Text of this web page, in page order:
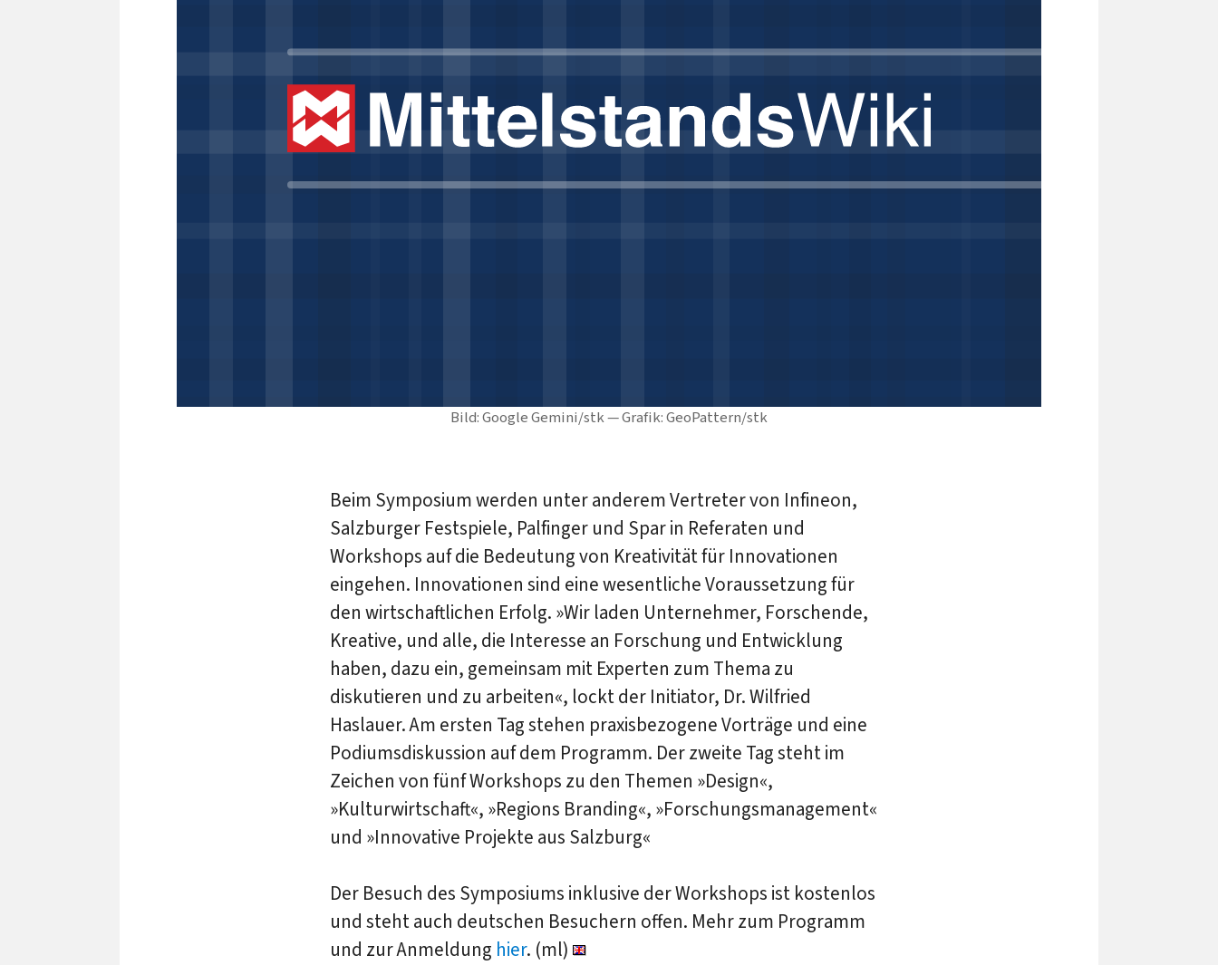
Bild: Google Gemini/stk — Grafik: GeoPattern/stk
Beim Symposium werden unter anderem Vertreter von Infineon,
Salzburger Festspiele, Palfinger und Spar in Referaten und
Workshops auf die Bedeutung von Kreativität für Innovationen
eingehen. Innovationen sind eine wesentliche Voraussetzung für
den wirtschaftlichen Erfolg. »Wir laden Unternehmer, Forschende,
Kreative, und alle, die Interesse an Forschung und Entwicklung
haben, dazu ein, gemeinsam mit Experten zum Thema zu
diskutieren und zu arbeiten«, lockt der Initiator, Dr. Wilfried
Haslauer. Am ersten Tag stehen praxisbezogene Vorträge und eine
Podiumsdiskussion auf dem Programm. Der zweite Tag steht im
Zeichen von fünf Workshops zu den Themen »Design«,
»Kulturwirtschaft«, »Regions Branding«, »Forschungsmanagement«
und »Innovative Projekte aus Salzburg«
Der Besuch des Symposiums inklusive der Workshops ist kostenlos
und steht auch deutschen Besuchern offen. Mehr zum Programm
und zur Anmeldung hier. (ml)